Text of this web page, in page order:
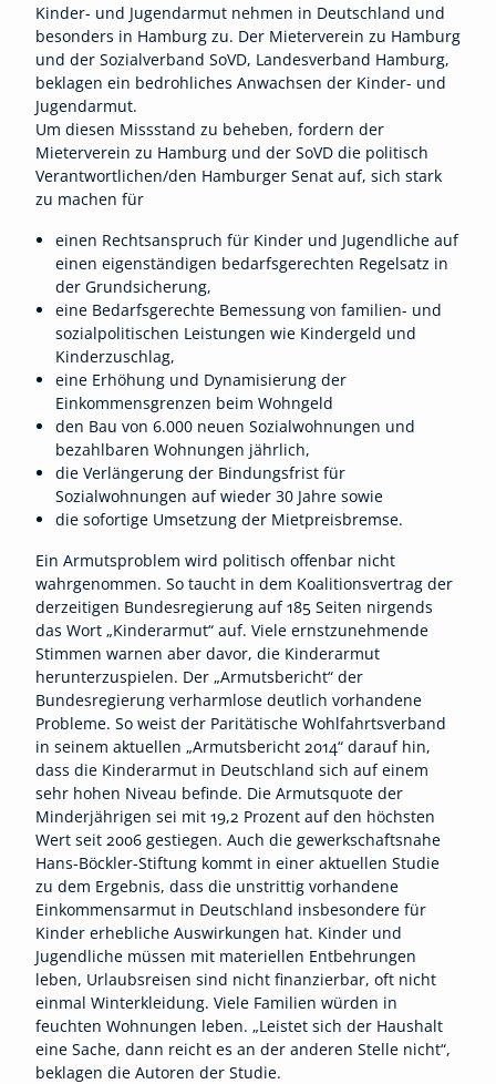
Kinder- und Jugendarmut nehmen in Deutschland und
besonders in Hamburg zu. Der Mieterverein zu Hamburg
und der Sozialverband SoVD, Landesverband Hamburg,
beklagen ein bedrohliches Anwachsen der Kinder- und
Jugendarmut.
Um diesen Missstand zu beheben, fordern der
Mieterverein zu Hamburg und der SoVD die politisch
Verantwortlichen/den Hamburger Senat auf, sich stark
zu machen für
einen Rechtsanspruch für Kinder und Jugendliche auf
einen eigenständigen bedarfsgerechten Regelsatz in
der Grundsicherung,
eine Bedarfsgerechte Bemessung von familien- und
sozialpolitischen Leistungen wie Kindergeld und
Kinderzuschlag,
eine Erhöhung und Dynamisierung der
Einkommensgrenzen beim Wohngeld
den Bau von 6.000 neuen Sozialwohnungen und
bezahlbaren Wohnungen jährlich,
die Verlängerung der Bindungsfrist für
Sozialwohnungen auf wieder 30 Jahre sowie
die sofortige Umsetzung der Mietpreisbremse.
Ein Armutsproblem wird politisch offenbar nicht
wahrgenommen. So taucht in dem Koalitionsvertrag der
derzeitigen Bundesregierung auf 185 Seiten nirgends
das Wort „Kinderarmut“ auf. Viele ernstzunehmende
Stimmen warnen aber davor, die Kinderarmut
herunterzuspielen. Der „Armutsbericht“ der
Bundesregierung verharmlose deutlich vorhandene
Probleme. So weist der Paritätische Wohlfahrtsverband
in seinem aktuellen „Armutsbericht 2014“ darauf hin,
dass die Kinderarmut in Deutschland sich auf einem
sehr hohen Niveau befinde. Die Armutsquote der
Minderjährigen sei mit 19,2 Prozent auf den höchsten
Wert seit 2006 gestiegen. Auch die gewerkschaftsnahe
Hans-Böckler-Stiftung kommt in einer aktuellen Studie
zu dem Ergebnis, dass die unstrittig vorhandene
Einkommensarmut in Deutschland insbesondere für
Kinder erhebliche Auswirkungen hat. Kinder und
Jugendliche müssen mit materiellen Entbehrungen
leben, Urlaubsreisen sind nicht finanzierbar, oft nicht
einmal Winterkleidung. Viele Familien würden in
feuchten Wohnungen leben. „Leistet sich der Haushalt
eine Sache, dann reicht es an der anderen Stelle nicht“,
beklagen die Autoren der Studie.